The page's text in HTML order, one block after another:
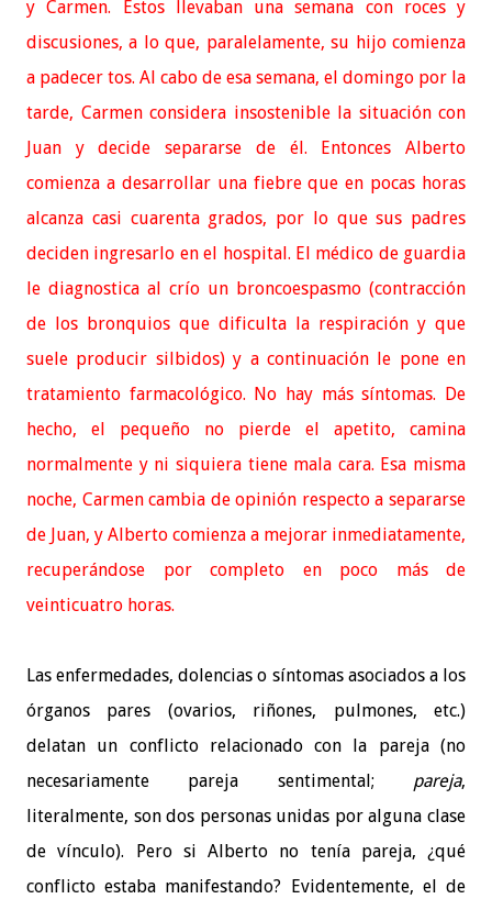
y Carmen. Éstos llevaban una semana con roces y
discusiones, a lo que, paralelamente, su hijo comienza
a padecer tos. Al cabo de esa semana, el domingo por la
tarde, Carmen considera insostenible la situación con
Juan y decide separarse de él. Entonces Alberto
comienza a desarrollar una fiebre que en pocas horas
alcanza casi cuarenta grados, por lo que sus padres
deciden ingresarlo en el hospital. El médico de guardia
le diagnostica al crío un broncoespasmo (contracción
de los bronquios que dificulta la respiración y que
suele producir silbidos) y a continuación le pone en
tratamiento farmacológico. No hay más síntomas. De
hecho, el pequeño no pierde el apetito, camina
normalmente y ni siquiera tiene mala cara. Esa misma
noche, Carmen cambia de opinión respecto a separarse
de Juan, y Alberto comienza a mejorar inmediatamente,
recuperándose por completo en poco más de
veinticuatro horas.
Las enfermedades, dolencias o síntomas asociados a los
órganos pares (ovarios, riñones, pulmones, etc.)
delatan un conflicto relacionado con la pareja (no
necesariamente pareja sentimental; pareja,
literalmente, son dos personas unidas por alguna clase
de vínculo). Pero si Alberto no tenía pareja, ¿qué
conflicto estaba manifestando? Evidentemente, el de